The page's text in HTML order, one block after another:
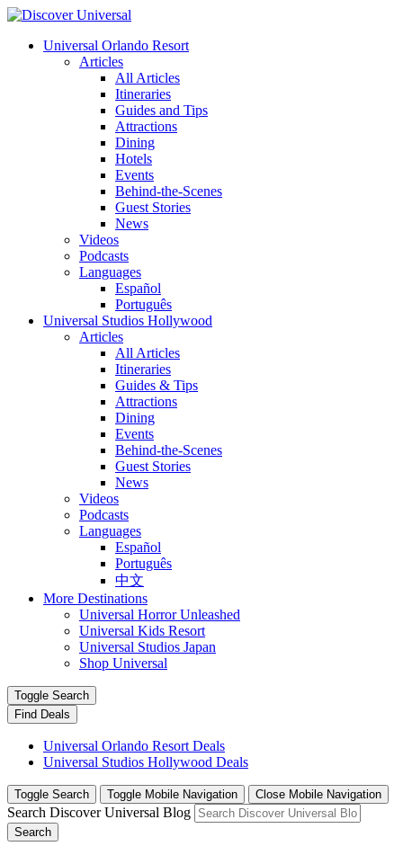
Universal Orlando Resort
Articles
All Articles
Itineraries
Guides and Tips
Attractions
Dining
Hotels
Events
Behind-the-Scenes
Guest Stories
News
Videos
Podcasts
Languages
Español
Português
Universal Studios Hollywood
Articles
All Articles
Itineraries
Guides & Tips
Attractions
Dining
Events
Behind-the-Scenes
Guest Stories
News
Videos
Podcasts
Languages
Español
Português
中文
More Destinations
Universal Horror Unleashed
Universal Kids Resort
Universal Studios Japan
Shop Universal
Toggle Search
Find Deals
Universal Orlando Resort Deals
Universal Studios Hollywood Deals
Toggle Search Toggle Mobile Navigation Close Mobile Navigation
Search Discover Universal Blog
Search